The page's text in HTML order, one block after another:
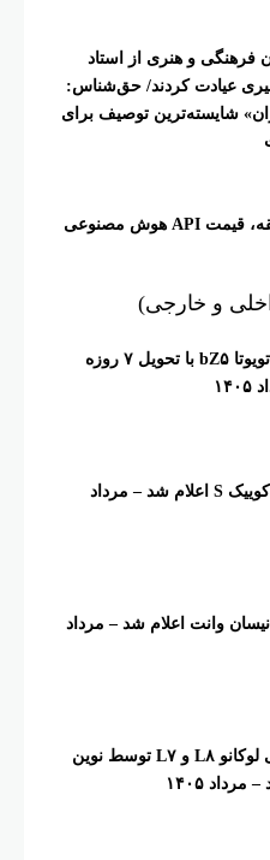
فرهنگی و هنری از استاد
عیادت کردند/ حق‌شناس:
شایسته‌ترین توصیف برای
دیپ‌سیک به‌دلیل تقاضای بی‌سابقه، قیمت API هوش مصنوعی
و خارجی)
شرایط فروش تویوتا bZ۵ با تحویل ۷ روزه
شرایط فروش کوییک S اعلام شد – مرداد
وانت اعلام شد – مرداد
فروش اقساطی لوکانو L۸ و L۷ توسط نوین
۱۴۰۵